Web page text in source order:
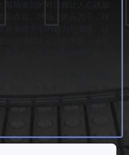
每场激烈的对决都让人心跳加
历在目。球场上风云万千，球
待着他们给我们带来的最佳表